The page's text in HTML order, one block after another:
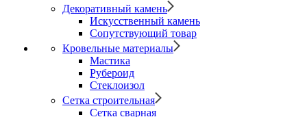
Декоративный камень
Искусственный камень
Сопутствующий товар
Кровельные материалы
Мастика
Рубероид
Стеклоизол
Сетка строительная
Сетка сварная